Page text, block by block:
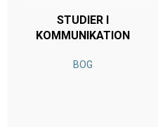
STUDIER I
KOMMUNIKATION
BOG